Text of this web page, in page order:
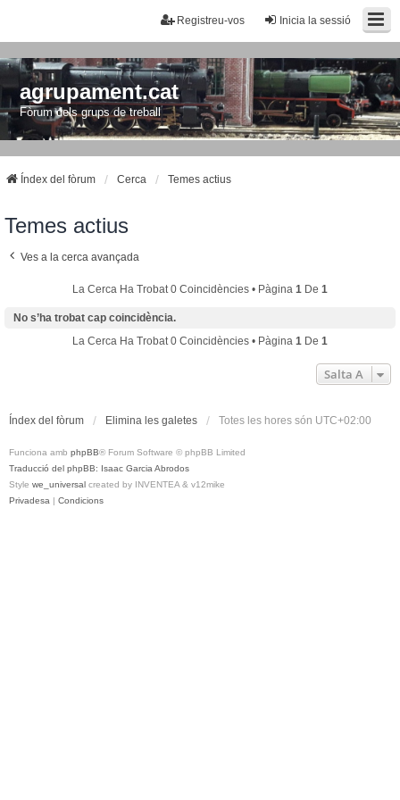
Inicia la sessió
Registreu-vos
agrupament.cat
Fòrum dels grups de treball
Índex del fòrum Cerca Temes actius
Temes actius
Ves a la cerca avançada
La Cerca Ha Trobat 0 Coincidències • Pàgina 1 De 1
No s’ha trobat cap coincidència.
La Cerca Ha Trobat 0 Coincidències • Pàgina 1 De 1
Salta A
Índex del fòrum Elimina les galetes Totes les hores són UTC+02:00
Funciona amb phpBB® Forum Software © phpBB Limited
Traducció del phpBB: Isaac Garcia Abrodos
Style we_universal created by INVENTEA & v12mike
Privadesa | Condicions